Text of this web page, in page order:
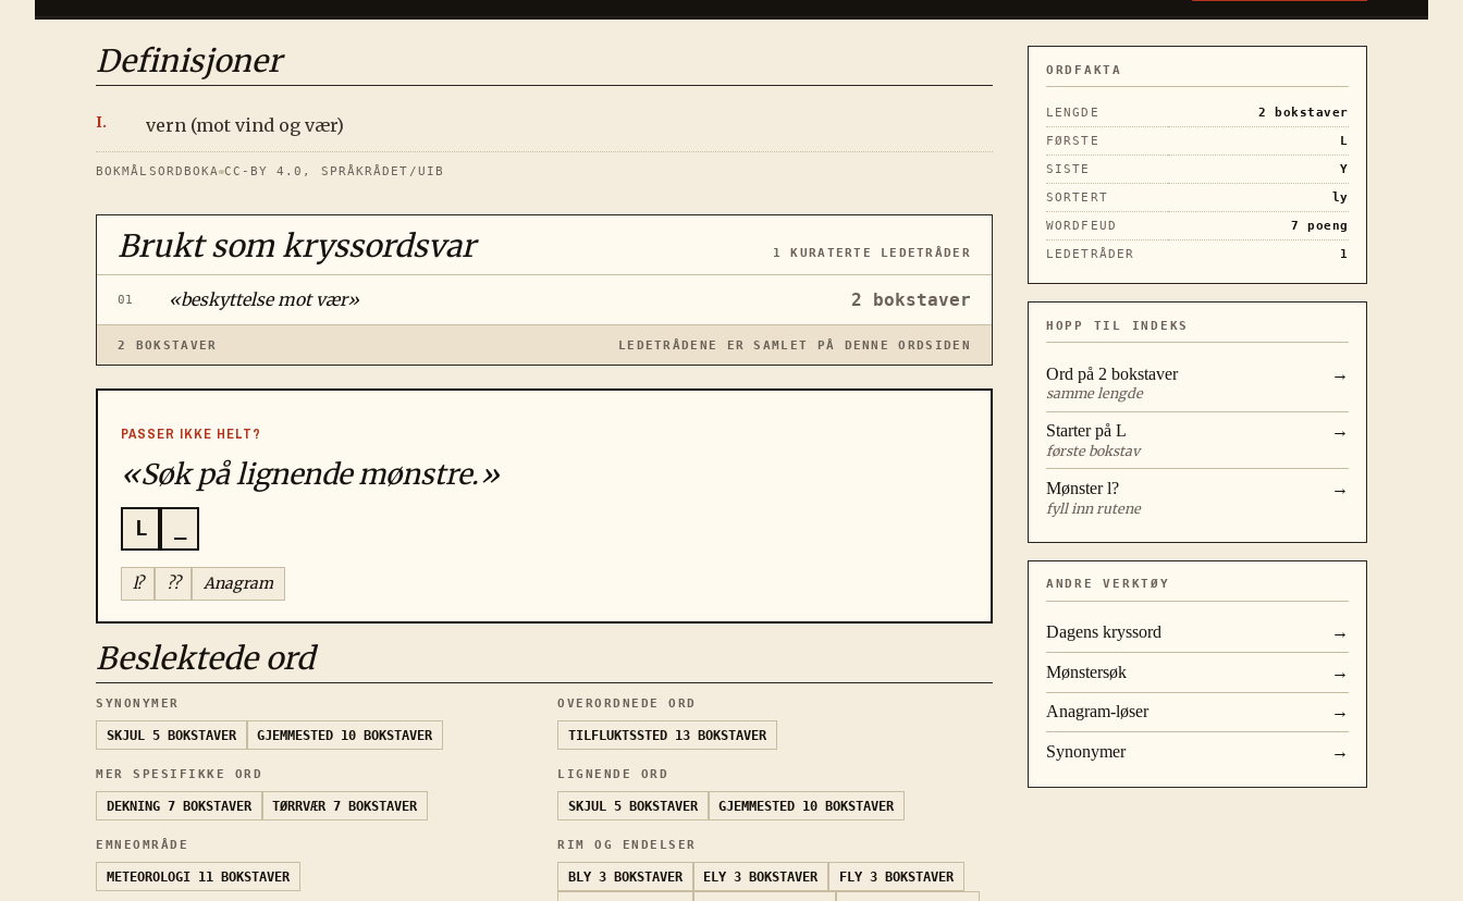
Definisjoner
vern (mot vind og vær)
BOKMÅLSORDBOKA CC-BY 4.0, SPRÅKRÅDET/UIB
Brukt som kryssordsvar 1 KURATERTE LEDETRÅDER
01 «beskyttelse mot vær» 2 bokstaver
2 BOKSTAVER LEDETRÅDENE ER SAMLET PÅ DENNE ORDSIDEN
PASSER IKKE HELT?
«Søk på lignende mønstre.»
L
l? ?? Anagram
Beslektede ord
SYNONYMER
SKJUL 5 BOKSTAVER GJEMMESTED 10 BOKSTAVER
OVERORDNEDE ORD
TILFLUKTSSTED 13 BOKSTAVER
MER SPESIFIKKE ORD
DEKNING 7 BOKSTAVER TØRRVÆR 7 BOKSTAVER
LIGNENDE ORD
SKJUL 5 BOKSTAVER GJEMMESTED 10 BOKSTAVER
EMNEOMRÅDE
METEOROLOGI 11 BOKSTAVER
RIM OG ENDELSER
BLY 3 BOKSTAVER ELY 3 BOKSTAVER FLY 3 BOKSTAVER
ORDFAKTA
LENGDE 2
bokstaver
FØRSTE
L
SISTE
Y
SORTERT
ly
WORDFEUD
7
poeng
LEDETRÅDER
1
HOPP TIL INDEKS
Ord på 2 bokstaver
samme lengde
→
Starter på L
første bokstav
→
Mønsterl?
fyll inn rutene
→
ANDRE VERKTØY
Dagens kryssord →
Mønstersøk →
Anagram-løser →
Synonymer →